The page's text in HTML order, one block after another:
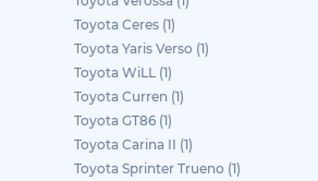
Toyota Ceres (1)
Toyota Yaris Verso (1)
Toyota WiLL (1)
Toyota Curren (1)
Toyota GT86 (1)
Toyota Carina II (1)
Toyota Sprinter Trueno (1)